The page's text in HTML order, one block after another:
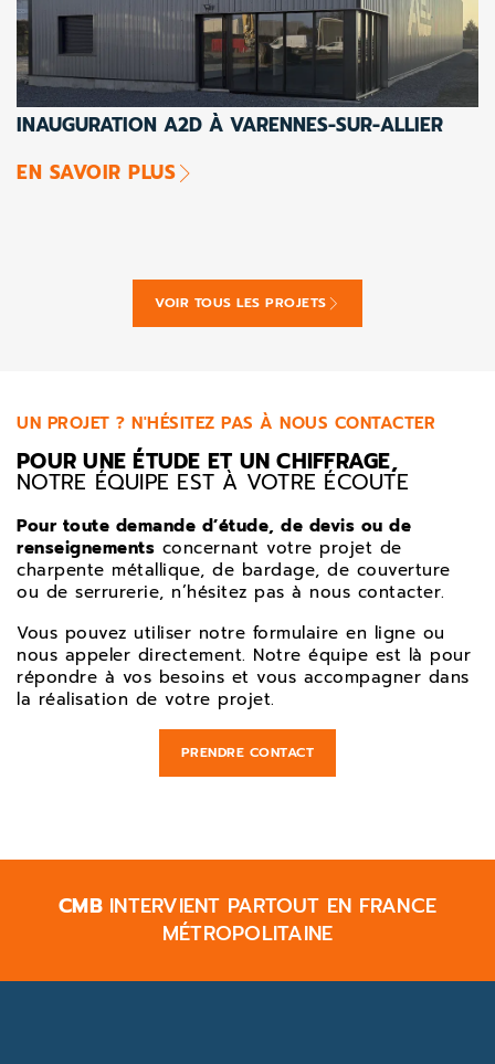
INAUGURATION A2D À VARENNES-SUR-ALLIER
EN SAVOIR PLUS
VOIR TOUS LES PROJETS
UN PROJET ? N'HÉSITEZ PAS À NOUS CONTACTER
POUR UNE ÉTUDE ET UN CHIFFRAGE,
NOTRE ÉQUIPE EST À VOTRE ÉCOUTE
Pour toute demande d’étude, de devis ou de
renseignements concernant votre projet de
charpente métallique, de bardage, de couverture
ou de serrurerie, n’hésitez pas à nous contacter.
Vous pouvez utiliser notre formulaire en ligne ou
nous appeler directement. Notre équipe est là pour
répondre à vos besoins et vous accompagner dans
la réalisation de votre projet.
PRENDRE CONTACT
CMBINTERVIENT PARTOUT EN FRANCE
MÉTROPOLITAINE